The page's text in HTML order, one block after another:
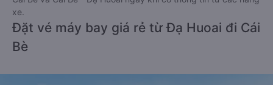
xe.
Đặt vé máy bay giá rẻ từ Đạ Huoai đi Cái
Bè